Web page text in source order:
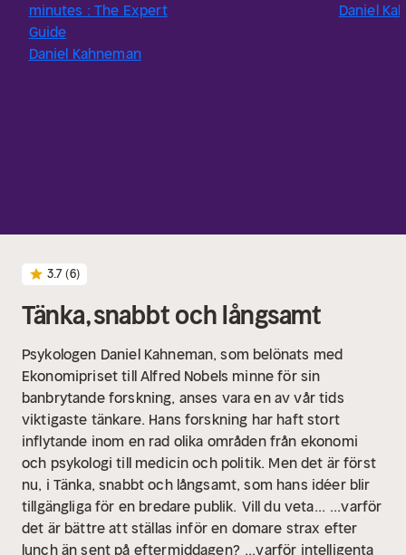
minutes : The Expert
Guide
Daniel Kahneman
Daniel
3.7 (6)
Tänka, snabbt och långsamt
Psykologen Daniel Kahneman, som belönats med
Ekonomipriset till Alfred Nobels minne för sin
banbrytande forskning, anses vara en av vår tids
viktigaste tänkare. Hans forskning har haft stort
inflytande inom en rad olika områden från ekonomi
och psykologi till medicin och politik. Men det är först
nu, i Tänka, snabbt och långsamt, som hans idéer blir
tillgängliga för en bredare publik. Vill du veta... ...varför
det är bättre att ställas inför en domare strax efter
lunch än sent på eftermiddagen? ...varför intelligenta